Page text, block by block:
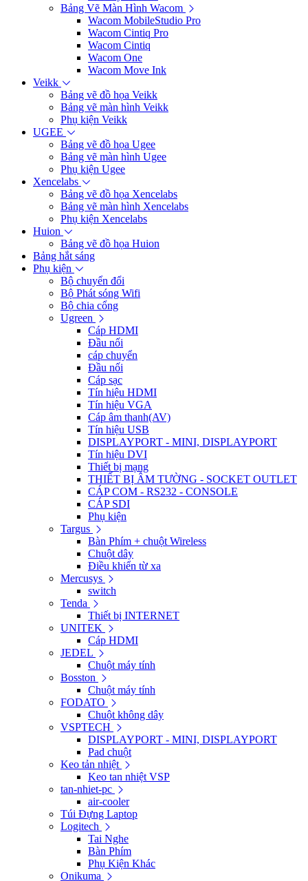
Bảng Vẽ Màn Hình Wacom
Wacom MobileStudio Pro
Wacom Cintiq Pro
Wacom Cintiq
Wacom One
Wacom Move Ink
Veikk
Bảng vẽ đồ họa Veikk
Bảng vẽ màn hình Veikk
Phụ kiện Veikk
UGEE
Bảng vẽ đồ họa Ugee
Bảng vẽ màn hình Ugee
Phụ kiện Ugee
Xencelabs
Bảng vẽ đồ họa Xencelabs
Bảng vẽ màn hình Xencelabs
Phụ kiện Xencelabs
Huion
Bảng vẽ đồ họa Huion
Bảng hắt sáng
Phụ kiện
Bộ chuyển đổi
Bộ Phát sóng Wifi
Bộ chia cổng
Ugreen
Cáp HDMI
Đầu nối
cáp chuyển
Đầu nối
Cáp sạc
Tín hiệu HDMI
Tín hiệu VGA
Cáp âm thanh(AV)
Tín hiệu USB
DISPLAYPORT - MINI, DISPLAYPORT
Tín hiệu DVI
Thiết bị mạng
THIẾT BỊ ÂM TƯỜNG - SOCKET OUTLET
CÁP COM - RS232 - CONSOLE
CÁP SDI
Phụ kiện
Targus
Bàn Phím + chuột Wireless
Chuột dây
Điều khiển từ xa
Mercusys
switch
Tenda
Thiết bị INTERNET
UNITEK
Cáp HDMI
JEDEL
Chuột máy tính
Bosston
Chuột máy tính
FODATO
Chuột không dây
VSPTECH
DISPLAYPORT - MINI, DISPLAYPORT
Pad chuột
Keo tản nhiệt
Keo tan nhiệt VSP
tan-nhiet-pc
air-cooler
Túi Đựng Laptop
Logitech
Tai Nghe
Bàn Phím
Phụ Kiện Khác
Onikuma